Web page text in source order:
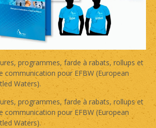
programmes, farde à rabats, rollups et
communication pour EFBW (European
Waters).
programmes, farde à rabats, rollups et
communication pour EFBW (European
Waters).